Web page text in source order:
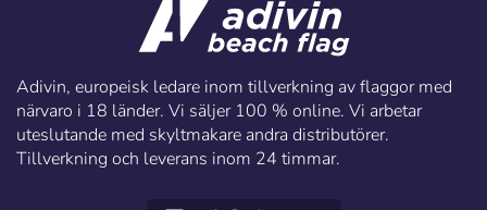
Adivin, europeisk ledare inom tillverkning av flaggor med
närvaro i 18 länder. Vi säljer 100 % online. Vi arbetar
uteslutande med skyltmakare andra distributörer.
Tillverkning och leverans inom 24 timmar.